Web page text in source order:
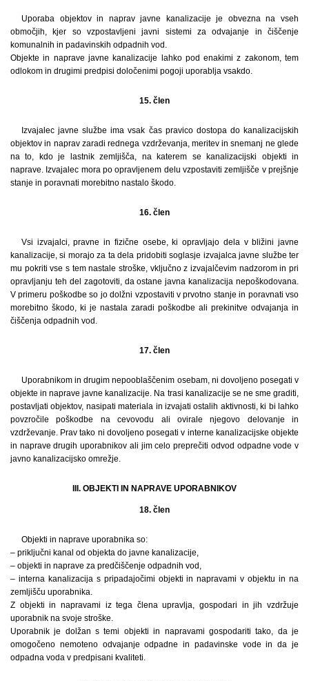
Uporaba objektov in naprav javne kanalizacije je obvezna na vseh
območjih, kjer so vzpostavljeni javni sistemi za odvajanje in čiščenje
komunalnih in padavinskih odpadnih vod.
Objekte in naprave javne kanalizacije lahko pod enakimi z zakonom, tem
odlokom in drugimi predpisi določenimi pogoji uporablja vsakdo.
15. člen
Izvajalec javne službe ima vsak čas pravico dostopa do kanalizacijskih
objektov in naprav zaradi rednega vzdrževanja, meritev in snemanj ne glede
na to, kdo je lastnik zemljišča, na katerem se kanalizacijski objekti in
naprave. Izvajalec mora po opravljenem delu vzpostaviti zemljišče v prejšnje
stanje in poravnati morebitno nastalo škodo.
16. člen
Vsi izvajalci, pravne in fizične osebe, ki opravljajo dela v bližini javne
kanalizacije, si morajo za ta dela pridobiti soglasje izvajalca javne službe ter
mu pokriti vse s tem nastale stroške, vključno z izvajalčevim nadzorom in pri
opravljanju teh del zagotoviti, da ostane javna kanalizacija nepoškodovana.
V primeru poškodbe so jo dolžni vzpostaviti v prvotno stanje in poravnati vso
morebitno škodo, ki je nastala zaradi poškodbe ali prekinitve odvajanja in
čiščenja odpadnih vod.
17. člen
Uporabnikom in drugim nepooblaščenim osebam, ni dovoljeno posegati v
objekte in naprave javne kanalizacije. Na trasi kanalizacije se ne sme graditi,
postavljati objektov, nasipati materiala in izvajati ostalih aktivnosti, ki bi lahko
povzročile poškodbe na cevovodu ali ovirale njegovo delovanje in
vzdrževanje. Prav tako ni dovoljeno posegati v interne kanalizacijske objekte
in naprave drugih uporabnikov ali jim celo preprečiti odvod odpadne vode v
javno kanalizacijsko omrežje.
III. OBJEKTI IN NAPRAVE UPORABNIKOV
18. člen
Objekti in naprave uporabnika so:
– priključni kanal od objekta do javne kanalizacije,
– objekti in naprave za predčiščenje odpadnih vod,
– interna kanalizacija s pripadajočimi objekti in napravami v objektu in na
zemljišču uporabnika.
Z objekti in napravami iz tega člena upravlja, gospodari in jih vzdržuje
uporabnik na svoje stroške.
Uporabnik je dolžan s temi objekti in napravami gospodariti tako, da je
omogočeno nemoteno odvajanje odpadne in padavinske vode in da je
odpadna voda v predpisani kvaliteti.